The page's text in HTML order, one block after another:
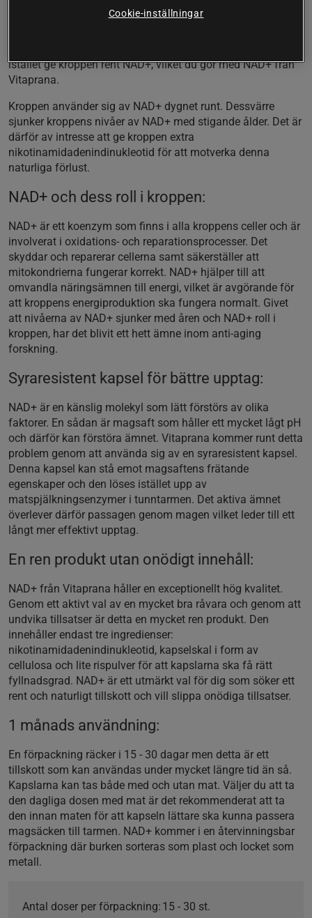
kroppen ska kunna omvandla maten vi äter till energi.
istället ge kroppen rent NAD+, vilket du gör med NAD+ från
Vitaprana.
Kroppen använder sig av NAD+ dygnet runt. Dessvärre
sjunker kroppens nivåer av NAD+ med stigande ålder. Det är
därför av intresse att ge kroppen extra
nikotinamidadenindinukleotid för att motverka denna
naturliga förlust.
NAD+ och dess roll i kroppen:
NAD+ är ett koenzym som finns i alla kroppens celler och är
involverat i oxidations- och reparationsprocesser. Det
skyddar och reparerar cellerna samt säkerställer att
mitokondrierna fungerar korrekt. NAD+ hjälper till att
omvandla näringsämnen till energi, vilket är avgörande för
att kroppens energiproduktion ska fungera normalt. Givet
att nivåerna av NAD+ sjunker med åren och NAD+ roll i
kroppen, har det blivit ett hett ämne inom anti-aging
forskning.
Syraresistent kapsel för bättre upptag:
NAD+ är en känslig molekyl som lätt förstörs av olika
faktorer. En sådan är magsaft som håller ett mycket lågt pH
och därför kan förstöra ämnet. Vitaprana kommer runt detta
problem genom att använda sig av en syraresistent kapsel.
Denna kapsel kan stå emot magsaftens frätande
egenskaper och den löses istället upp av
matspjälkningsenzymer i tunntarmen. Det aktiva ämnet
överlever därför passagen genom magen vilket leder till ett
långt mer effektivt upptag.
En ren produkt utan onödigt innehåll:
NAD+ från Vitaprana håller en exceptionellt hög kvalitet.
Genom ett aktivt val av en mycket bra råvara och genom att
undvika tillsatser är detta en mycket ren produkt. Den
innehåller endast tre ingredienser:
nikotinamidadenindinukleotid, kapselskal i form av
cellulosa och lite rispulver för att kapslarna ska få rätt
fyllnadsgrad. NAD+ är ett utmärkt val för dig som söker ett
rent och naturligt tillskott och vill slippa onödiga tillsatser.
1 månads användning:
En förpackning räcker i 15 - 30 dagar men detta är ett
tillskott som kan användas under mycket längre tid än så.
Kapslarna kan tas både med och utan mat. Väljer du att ta
den dagliga dosen med mat är det rekommenderat att ta
den innan maten för att kapseln lättare ska kunna passera
magsäcken till tarmen. NAD+ kommer i en återvinningsbar
förpackning där burken sorteras som plast och locket som
metall.
Antal doser per förpackning: 15 - 30 st.
Cookie-inställningar